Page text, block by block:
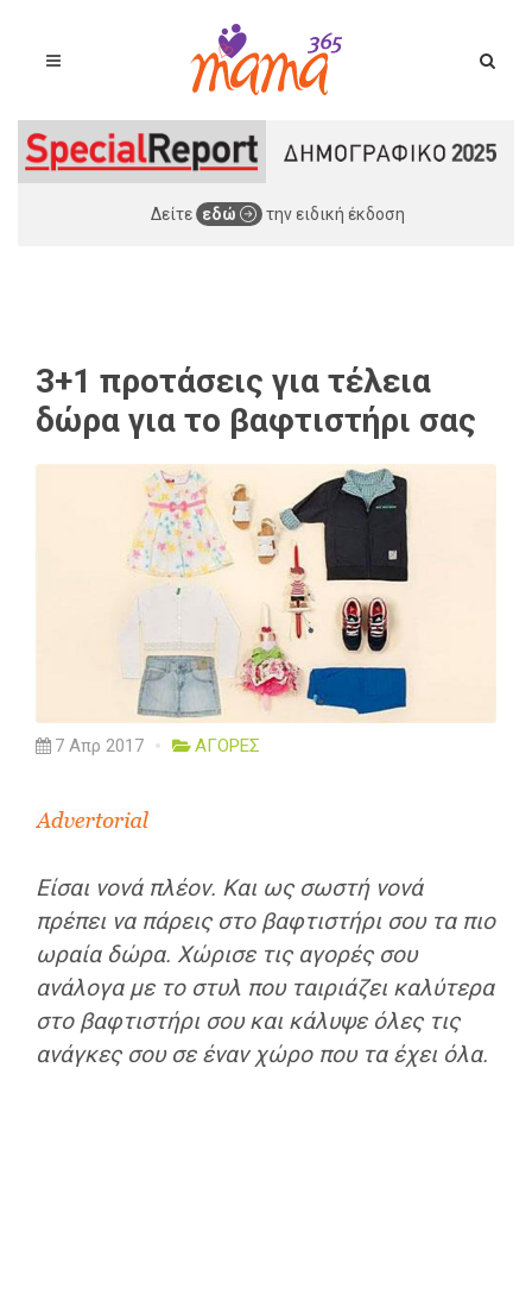
Δείτε εδώ την ειδική έκδοση
3+1 προτάσεις για τέλεια
δώρα για το βαφτιστήρι σας
7 Απρ 2017 ΑΓΟΡΕΣ
Είσαι νονά πλέον. Και ως σωστή νονά
πρέπει να πάρεις στο βαφτιστήρι σου τα πιο
ωραία δώρα. Χώρισε τις αγορές σου
ανάλογα με το στυλ που ταιριάζει καλύτερα
στο βαφτιστήρι σου και κάλυψε όλες τις
ανάγκες σου σε έναν χώρο που τα έχει όλα.